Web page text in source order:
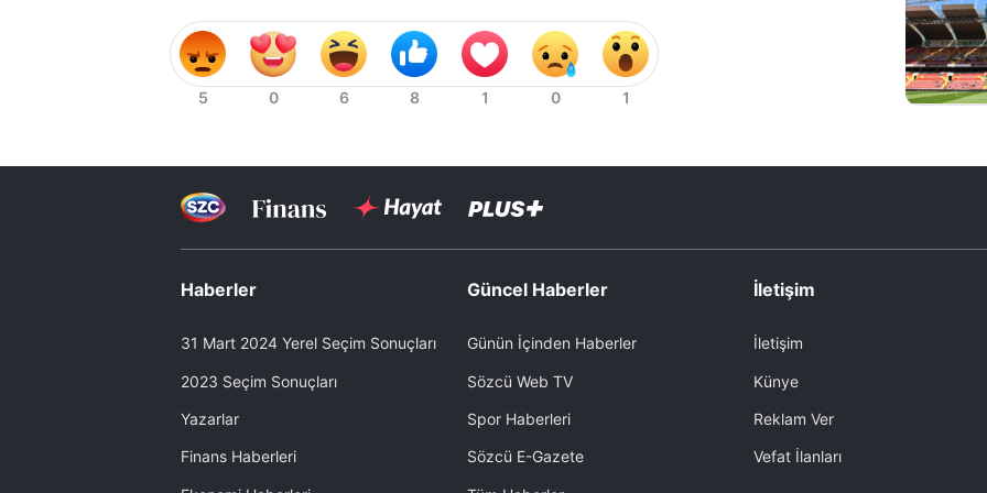
Haberler
31 Mart 2024 Yerel Seçim Sonuçları
2023 Seçim Sonuçları
Yazarlar
Finans Haberleri
Güncel Haberler
Günün İçinden Haberler
Sözcü Web TV
Spor Haberleri
Sözcü E-Gazete
İletişim
İletişim
Künye
Reklam Ver
Vefat İlanları